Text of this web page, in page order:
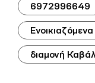
6972996649
διαμονή